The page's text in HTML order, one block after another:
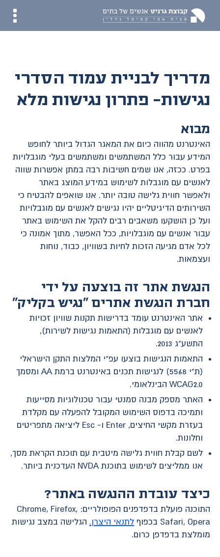
מדריך לבניית עמוד הסדרי
נגישות- פתרון נגישות מלא
מבוא
האינטרנט מהווה כיום את המאגר הגדול ביותר לחופש
המידע עבור כלל המשתמשים ומשתמשים בעלי מוגבלויות
בפרט. ככזה, אנו שמים חשיבות רבה במתן אפשרות שווה
לאנשים עם מוגבלות לשימוש במידע המוצג באתר
ולאפשר חווית גלישה טובה יותר. אנו שואפים להבטיח כי
השירותים הדיגיטליים יהיו נגישים לאנשים עם מוגבלויות
ועל כן הושקעו משאבים רבים להקל את השימוש באתר
עבור אנשים עם מוגבלויות, ככל האפשר, מתוך אמונה כי
לכל אדם מגיעה הזכות לחיות בשוויון, כבוד, נוחות
ועצמאות.
הנגשת אתר זה בוצעה על ידי
חברת הנגשת אתרים "נגיש בקליק"
אתר האינטרנט עומד בדרישות תקנות שוויון זכויות
לאנשים עם מוגבלות (התאמות נגישות לשירות),
התשע"ג 2013.
התאמות הנגישות בוצעו עפ"י המלצות התקן הישראלי
(ת"י 5568) לנגישות תכנים באינטרנט ברמת AA ומסמך
WCAG2.0 הבינלאומי.
האתר מספק מבנה סמנטי עבור טכנולוגיות מסייעות
ותמיכה בדפוס השימוש המקובל להפעלה עם מקלדת
בעזרת מקשי החיצים, Enter ו- Esc ליציאה מתפריטים
וחלונות.
לשם קבלת חווית גלישה מיטבית עם תוכנת הקראת מסך,
אנו ממליצים לשימוש בתוכנת NVDA העדכנית ביותר.
כיצד עובדת ההנגשה באתר?
התוכנה פועלת בדפדפנים הפופולריים: Chrome, Firefox,
Safari, Opera בכפוף
לתנאי היצרן. הגלישה במצב נגישות
מומלצת בדפדפן כרום.